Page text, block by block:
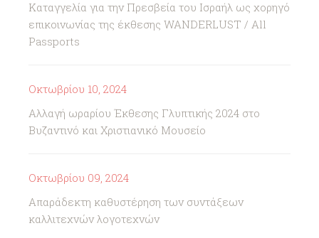
Καταγγελία για την Πρεσβεία του Ισραήλ ως χορηγό
επικοινωνίας της έκθεσης WANDERLUST / All
Passports
Οκτωβρίου 10, 2024
Αλλαγή ωραρίου Έκθεσης Γλυπτικής 2024 στο
Βυζαντινό και Χριστιανικό Μουσείο
Οκτωβρίου 09, 2024
Απαράδεκτη καθυστέρηση των συντάξεων
καλλιτεχνών λογοτεχνών